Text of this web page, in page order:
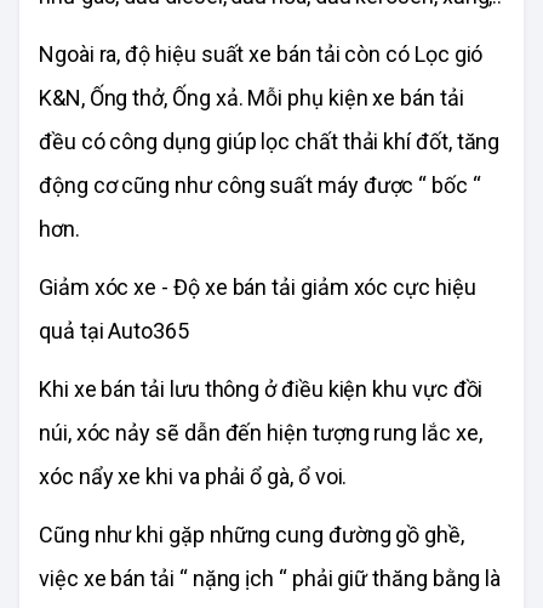
Ngoài ra, độ hiệu suất xe bán tải còn có Lọc gió
K&N, Ống thở, Ống xả. Mỗi phụ kiện xe bán tải
đều có công dụng giúp lọc chất thải khí đốt, tăng
động cơ cũng như công suất máy được “ bốc “
hơn.
Giảm xóc xe - Độ xe bán tải giảm xóc cực hiệu
quả tại Auto365
Khi xe bán tải lưu thông ở điều kiện khu vực đồi
núi, xóc nảy sẽ dẫn đến hiện tượng rung lắc xe,
xóc nẩy xe khi va phải ổ gà, ổ voi.
Cũng như khi gặp những cung đường gồ ghề,
việc xe bán tải “ nặng ịch “ phải giữ thăng bằng là